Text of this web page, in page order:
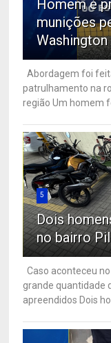
Homem é
munições
Abordagem foi
patrulhamento na
região Um homem
5
Dois
no bairro
Caso aconteceu
grande quantidade
apreendidos Dois